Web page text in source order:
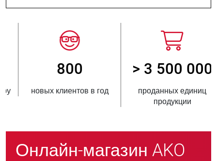
800
новых клиентов в год
> 3 500 000
проданных единиц
продукции
Онлайн-магазин AKO